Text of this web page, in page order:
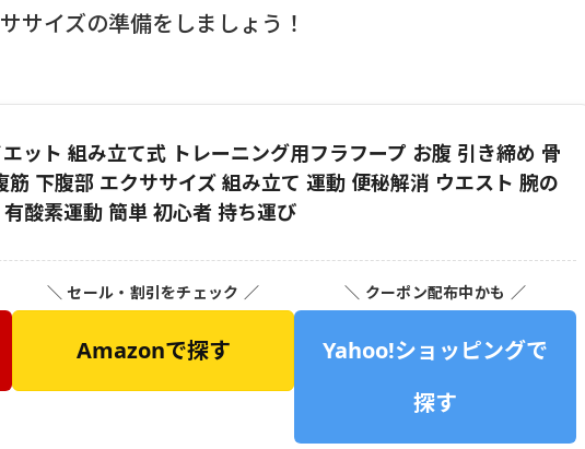
サイズの準備をしましょう！
ット 組み立て式 トレーニング用フラフープ お腹 引き締め 骨
筋 下腹部 エクササイズ 組み立て 運動 便秘解消 ウエスト 腕の
酸素運動 簡単 初心者 持ち運び
＼ セール・割引をチェック ／
Amazonで探す
＼ クーポン配布中かも ／
Yahoo!ショッピングで
探す